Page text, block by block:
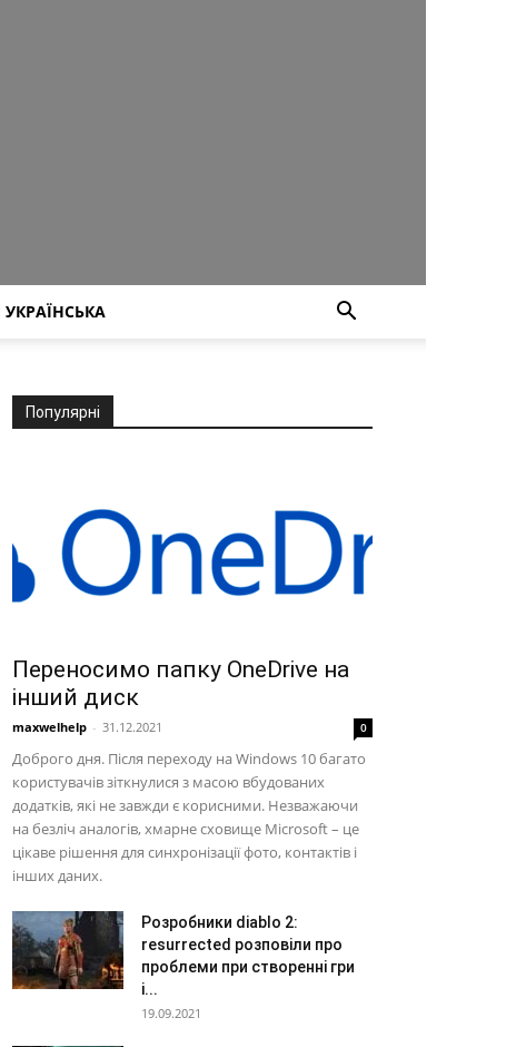
УКРАЇНСЬКА
Популярні
Переносимо папку OneDrive на
інший диск
maxwelhelp - 31.12.2021 0
Доброго дня. Після переходу на Windows 10 багато
користувачів зіткнулися з масою вбудованих
додатків, які не завжди є корисними. Незважаючи
на безліч аналогів, хмарне сховище Microsoft – це
цікаве рішення для синхронізації фото, контактів і
інших даних.
Розробники diablo 2:
resurrected розповіли про
проблеми при створенні гри
і...
19.09.2021